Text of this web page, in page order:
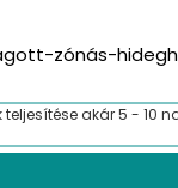
zónás-
teljesítése akár 5 - 10